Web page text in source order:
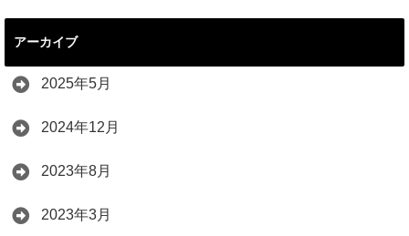
アーカイブ
2025年5月
2024年12月
2023年8月
2023年3月